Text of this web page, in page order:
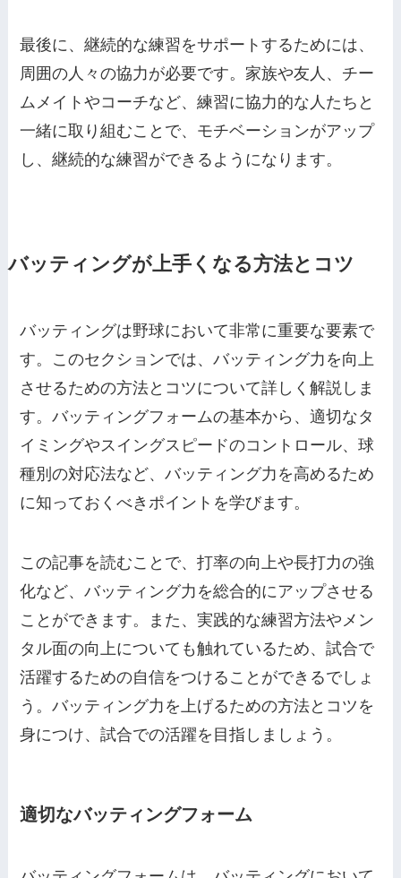
最後に、継続的な練習をサポートするためには、
周囲の人々の協力が必要です。家族や友人、チー
ムメイトやコーチなど、練習に協力的な人たちと
一緒に取り組むことで、モチベーションがアップ
し、継続的な練習ができるようになります。
バッティングが上手くなる方法とコツ
バッティングは野球において非常に重要な要素で
す。このセクションでは、バッティング力を向上
させるための方法とコツについて詳しく解説しま
す。バッティングフォームの基本から、適切なタ
イミングやスイングスピードのコントロール、球
種別の対応法など、バッティング力を高めるため
に知っておくべきポイントを学びます。
この記事を読むことで、打率の向上や長打力の強
化など、バッティング力を総合的にアップさせる
ことができます。また、実践的な練習方法やメン
タル面の向上についても触れているため、試合で
活躍するための自信をつけることができるでしょ
う。バッティング力を上げるための方法とコツを
身につけ、試合での活躍を目指しましょう。
適切なバッティングフォーム